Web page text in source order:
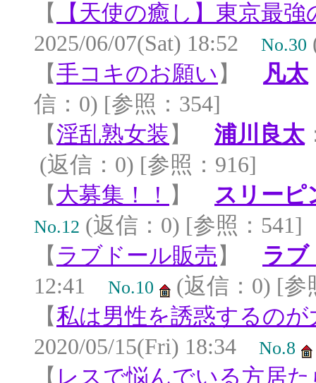
【
【天使の癒し】東京最
2025/06/07(Sat) 18:52 No.30
【手コキのお願い 】 凡太
信：0) [参照：354]
【淫乱熟女装 】 浦川良太
(返信：0) [参照：916]
【 大募集！！ 】 スリーピ
No.12 (返信：0) [参照：541]
【 ラブドール販売 】 ラブ
12:41 No.10
(返信：0) [参
【私は男性を誘惑するのが
2020/05/15(Fri) 18:34 No.8
【 レスで悩んでいる方居